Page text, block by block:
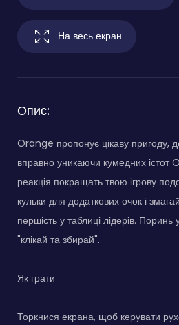
На весь екран
Опис:
Orange пропонує цікаву пригоду,
вправно уникаючи кумедних істот
реакція покращать твою ігрову
кульки для додаткових очок і
першість у таблиці лідерів.
"клікай та збирай".
Як грати
Торкнися екрана, щоб керувати